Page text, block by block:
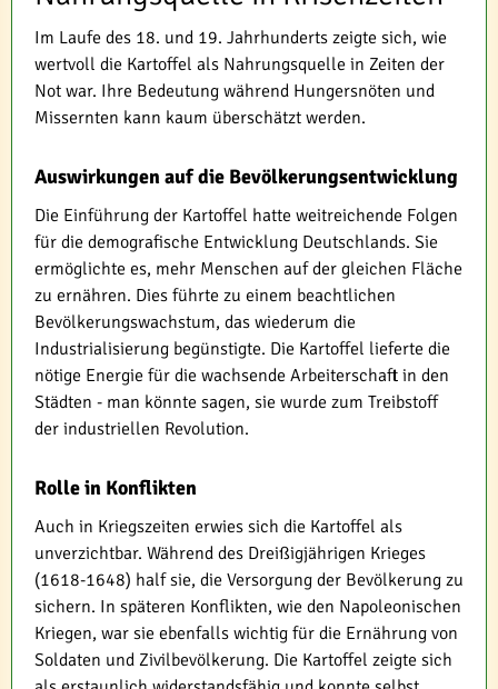
Im Laufe des 18. und 19. Jahrhunderts zeigte sich, wie
wertvoll die Kartoffel als Nahrungsquelle in Zeiten der
Not war. Ihre Bedeutung während Hungersnöten und
Missernten kann kaum überschätzt werden.
Auswirkungen auf die Bevölkerungsentwicklung
Die Einführung der Kartoffel hatte weitreichende Folgen
für die demografische Entwicklung Deutschlands. Sie
ermöglichte es, mehr Menschen auf der gleichen Fläche
zu ernähren. Dies führte zu einem beachtlichen
Bevölkerungswachstum, das wiederum die
Industrialisierung begünstigte. Die Kartoffel lieferte die
nötige Energie für die wachsende Arbeiterschaft in den
Städten - man könnte sagen, sie wurde zum Treibstoff
der industriellen Revolution.
Rolle in Konflikten
Auch in Kriegszeiten erwies sich die Kartoffel als
unverzichtbar. Während des Dreißigjährigen Krieges
(1618-1648) half sie, die Versorgung der Bevölkerung zu
sichern. In späteren Konflikten, wie den Napoleonischen
Kriegen, war sie ebenfalls wichtig für die Ernährung von
Soldaten und Zivilbevölkerung. Die Kartoffel zeigte sich